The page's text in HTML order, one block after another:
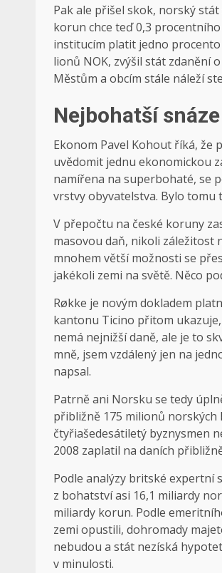
Pak ale přišel skok, norský
korun chce teď 0,3
institucím platit jedno
lionů NOK, zvýšil stát zdanění
Městům a obcím stále náleží
Nejbohatší
Ekonom Pavel Kohout říká, že
uvědomit jednu ekonomickou
namířena na superbohaté, se
vrstvy obyvatelstva. Bylo tomu
V přepočtu na české koruny
masovou daň, nikoli záležitost
mnohem větší možnosti se
jakékoli zemi na světě. Něco
Røkke je novým dokladem
kantonu Ticino přitom
nemá nejnižší daně, ale je to
mně, jsem vzdálený jen na
napsal.
Patrně ani Norsku se tedy
přibližně 175 milionů norských
čtyřiašedesátiletý byznysmen
2008 zaplatil na daních
Podle analýzy britské expertní
z bohatství asi 16,1 miliardy
miliardy korun. Podle
zemi opustili, dohromady
nebudou a stát nezíská
v minulosti.